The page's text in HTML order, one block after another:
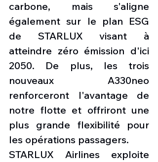
carbone, mais s'aligne
également sur le plan ESG
de STARLUX visant à
atteindre zéro émission d'ici
2050. De plus, les trois
nouveaux A330neo
renforceront l'avantage de
notre flotte et offriront une
plus grande flexibilité pour
les opérations passagers.
STARLUX Airlines exploite